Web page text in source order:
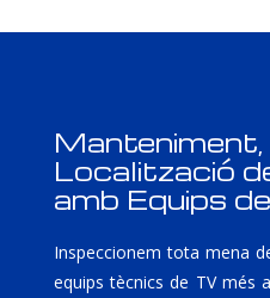
Manteniment,
Localització
amb Equips
Inspeccionem tota mena
equips tècnics de TV més